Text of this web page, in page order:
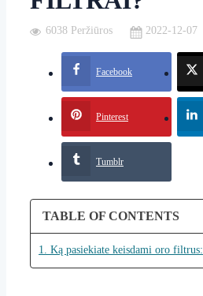
6038 Peržiūros 2022-12-07
Facebook
Pinterest
Tumblr
TABLE OF CONTENTS
1. Ką pasiekiate keisdami oro filtrus: